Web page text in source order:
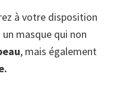
à votre disposition
masque qui non
, mais également